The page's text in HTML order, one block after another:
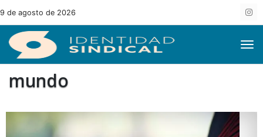
9 de agosto de 2026
mundo